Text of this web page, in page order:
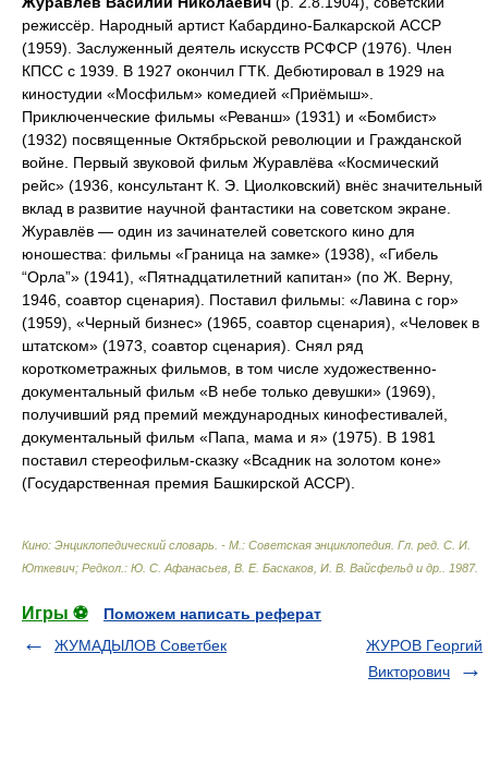
режиссёр. Народный артист Кабардино-Балкарской АССР
(1959). Заслуженный деятель искусств РСФСР (1976). Член
КПСС с 1939. В 1927 окончил ГТК. Дебютировал в 1929 на
киностудии «Мосфильм» комедией «Приёмыш».
Приключенческие фильмы «Реванш» (1931) и «Бомбист»
(1932) посвященные Октябрьской революции и Гражданской
войне. Первый звуковой фильм Журавлёва «Космический
рейс» (1936, консультант К. Э. Циолковский) внёс значительный
вклад в развитие научной фантастики на советском экране.
Журавлёв — один из зачинателей советского кино для
юношества: фильмы «Граница на замке» (1938), «Гибель
“Орла”» (1941), «Пятнадцатилетний капитан» (по Ж. Верну,
1946, соавтор сценария). Поставил фильмы: «Лавина с гор»
(1959), «Черный бизнес» (1965, соавтор сценария), «Человек в
штатском» (1973, соавтор сценария). Снял ряд
короткометражных фильмов, в том числе художественно-
документальный фильм «В небе только девушки» (1969),
получивший ряд премий международных кинофестивалей,
документальный фильм «Папа, мама и я» (1975). В 1981
поставил стереофильм-сказку «Всадник на золотом коне»
(Государственная премия Башкирской АССР).
Кино: Энциклопедический словарь. - М.: Советская энциклопедия Гл. ред. С. И.
Юткевич; Редкол.: Ю. С. Афанасьев, В. Е. Баскаков, И. В. Вайсфельд и др.
1987.
Игры ⚽
Поможем написать реферат
ЖУМАДЫЛОВ Советбек
ЖУРОВ Георгий
Викторович